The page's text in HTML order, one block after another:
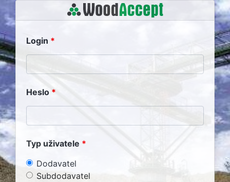
Login
Heslo
Typ uživatele
Dodavatel
Subdodavatel